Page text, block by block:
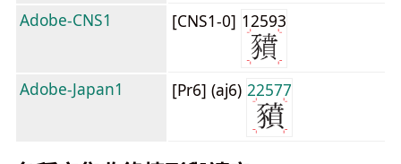
Adobe-CNS1
[CNS1-0] 12593
Adobe-Japan1 [Pr6] (aj6) 22577